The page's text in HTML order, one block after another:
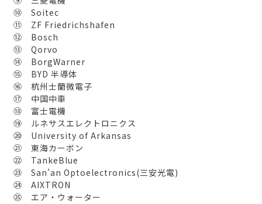
⑩ Soitec
⑪ ZF Friedrichshafen
⑫ Bosch
⑬ Qorvo
⑭ BorgWarner
⑮ BYD 半導体
⑯ 杭州士蘭微電子
⑰ 中国中車
⑱ 富士電機
⑲ ルネサスエレクトロニクス
⑳ University of Arkansas
㉑ 東海カーボン
㉒ TankeBlue
㉓ San’an Optoelectronics(三安光電)
㉔ AIXTRON
㉕ エア・ウォーター